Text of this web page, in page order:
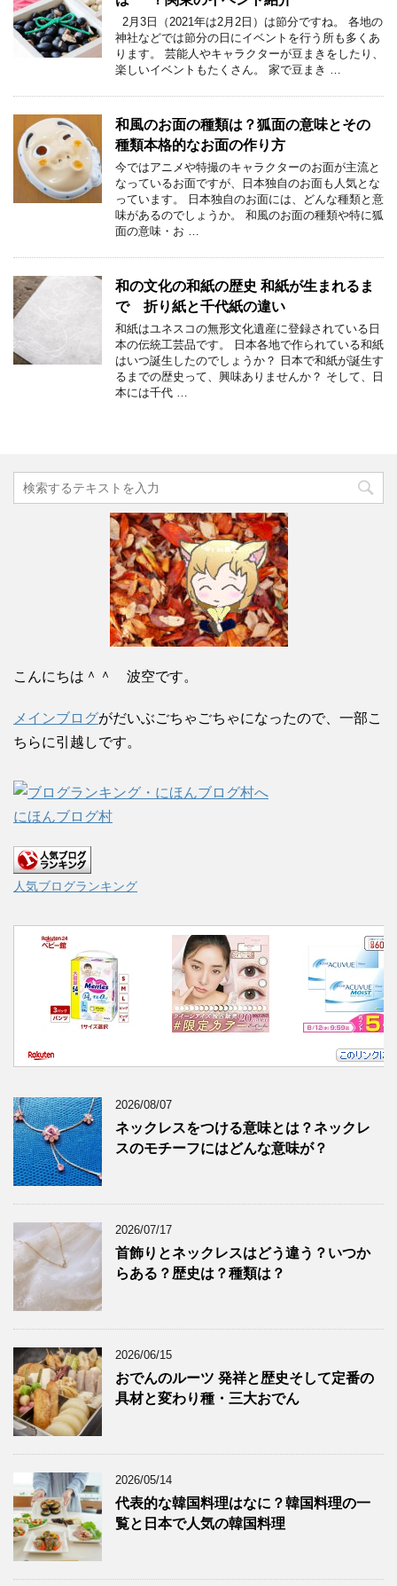
2月3日（2021年は2月2日）は節分ですね。 各地の
神社などでは節分の日にイベントを行う所も多くあ
ります。 芸能人やキャラクターが豆まきをしたり、
楽しいイベントもたくさん。 家で豆まき …
和風のお面の種類は？狐面の意味とその
種類本格的なお面の作り方
今ではアニメや特撮のキャラクターのお面が主流と
なっているお面ですが、日本独自のお面も人気とな
っています。 日本独自のお面には、どんな種類と意
味があるのでしょうか。 和風のお面の種類や特に狐
面の意味・お …
和の文化の和紙の歴史 和紙が生まれるま
で 折り紙と千代紙の違い
和紙はユネスコの無形文化遺産に登録されている日
本の伝統工芸品です。 日本各地で作られている和紙
はいつ誕生したのでしょうか？ 日本で和紙が誕生す
るまでの歴史って、興味ありませんか？ そして、日
本には千代 …
こんにちは＾＾ 波空です。
メインブログがだいぶごちゃごちゃになったので、一部こ
ちらに引越しです。
にほんブログ村
人気ブログランキング
2026/08/07
ネックレスをつける意味とは？ネックレ
スのモチーフにはどんな意味が？
2026/07/17
首飾りとネックレスはどう違う？いつか
らある？歴史は？種類は？
2026/06/15
おでんのルーツ 発祥と歴史そして定番の
具材と変わり種・三大おでん
2026/05/14
代表的な韓国料理はなに？韓国料理の一
覧と日本で人気の韓国料理